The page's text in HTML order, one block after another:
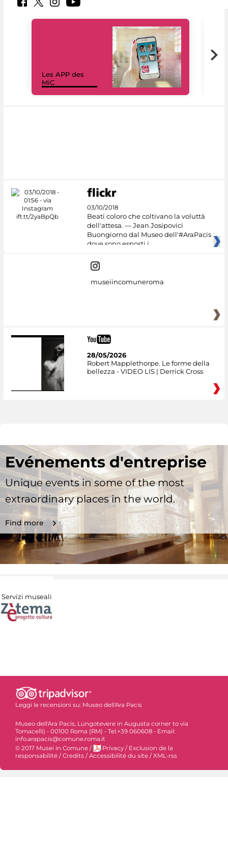
Les APP des
MiC
03/10/2018
Beati coloro che coltivano la voluttà
dell'attesa. — Jean Josipovici
Buongiorno dal Museo dell'#AraPacis
dove sono esposti i
museiincomuneroma
28/05/2026
Robert Mapplethorpe. Le forme della
bellezza - VIDEO LIS | Derrick Cross
Evénements d'entreprise
Unique events in some of the most
extraordinary places in the world.
Find more
Servizi museali
Leggi le recensioni su: Museo dell'Ara Pacis
Museo dell'Ara Pacis, Lungotevere in Augusta corner to via
Tomacelli) - 00100 Roma (RM) - Tel.+39 060608 - Email:
info.arapacis@comune.roma.it
© 2017 Musei in Comune / Privacy / Exclusion de la
responsabilité /Credits /Accessibilité du site /XML-rss